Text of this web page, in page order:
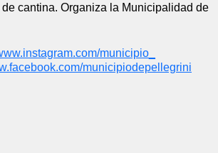
de cantina. Organiza la Municipalidad de
municipio_
municipiodepellegrini